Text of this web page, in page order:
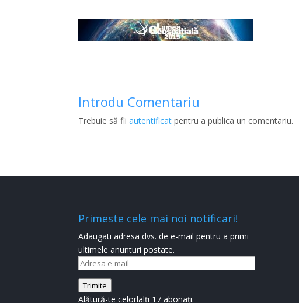
Introdu Comentariu
Trebuie să fiiautentificat pentru a publica un comentariu.
Primeste cele mai noi notificari!
Adaugati adresa dvs. de e-mail pentru a primi
ultimele anunturi postate.
Adresa
e-
mail
Trimite
Alătură-te celorlalți 17 abonați.